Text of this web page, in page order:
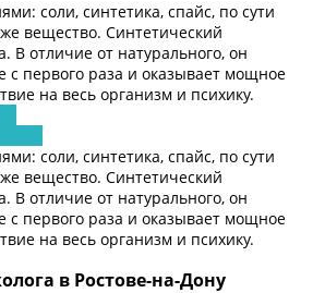
соли, синтетика, спайс, по сути
вещество. Синтетический
В отличие от натурального, он
с первого раза и оказывает мощное
на весь организм и психику.
соли, синтетика, спайс, по сути
вещество. Синтетический
В отличие от натурального, он
с первого раза и оказывает мощное
на весь организм и психику.
в Ростове-на-Дону